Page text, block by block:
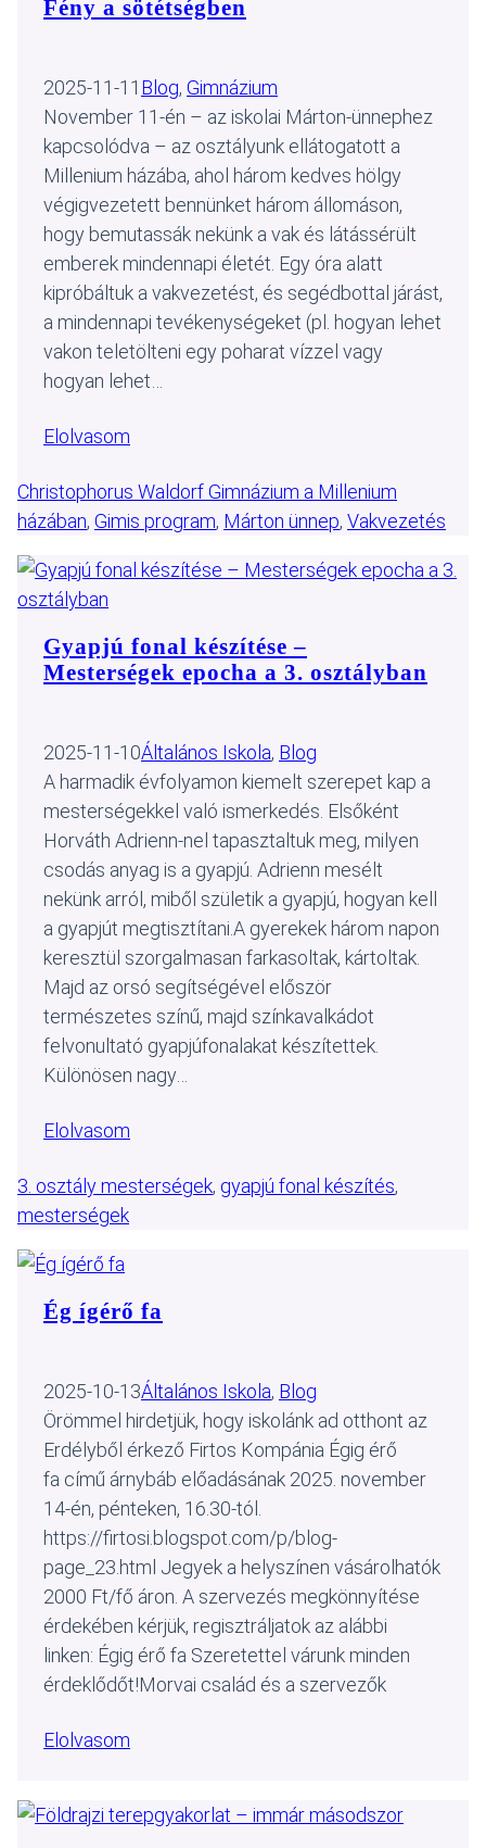
Fény a sötétségben
2025-11-11 Blog, Gimnázium
November 11-én – az iskolai Márton-ünnephez
kapcsolódva – az osztályunk ellátogatott a
Millenium házába, ahol három kedves hölgy
végigvezetett bennünket három állomáson,
hogy bemutassák nekünk a vak és látássérült
emberek mindennapi életét. Egy óra alatt
kipróbáltuk a vakvezetést, és segédbottal járást,
a mindennapi tevékenységeket (pl. hogyan lehet
vakon teletölteni egy poharat vízzel vagy
hogyan lehet…
Elolvasom
Christophorus Waldorf Gimnázium a Millenium
házában, Gimis program, Márton ünnep, Vakvezetés
Gyapjú fonal készítése –
Mesterségek epocha a 3. osztályban
2025-11-10Általános Iskola, Blog
A harmadik évfolyamon kiemelt szerepet kap a
mesterségekkel való ismerkedés. Elsőként
Horváth Adrienn-nel tapasztaltuk meg, milyen
csodás anyag is a gyapjú. Adrienn mesélt
nekünk arról, miből születik a gyapjú, hogyan kell
a gyapjút megtisztítani.A gyerekek három napon
keresztül szorgalmasan farkasoltak, kártoltak.
Majd az orsó segítségével először
természetes színű, majd színkavalkádot
felvonultató gyapjúfonalakat készítettek.
Különösen nagy…
Elolvasom
3. osztály mesterségek, gyapjú fonal készítés
mesterségek
Ég ígérő fa
2025-10-13Általános Iskola, Blog
Örömmel hirdetjük, hogy iskolánk ad otthont az
Erdélyből érkező Firtos Kompánia Égig érő
fa című árnybáb előadásának 2025. november
14-én, pénteken, 16.30-tól.
https://firtosi.blogspot.com/p/blog-
page_23.html Jegyek a helyszínen vásárolhatók
2000 Ft/fő áron. A szervezés megkönnyítése
érdekében kérjük, regisztráljatok az alábbi
linken: Égig érő fa Szeretettel várunk minden
érdeklődőt!Morvai család és a szervezők
Elolvasom